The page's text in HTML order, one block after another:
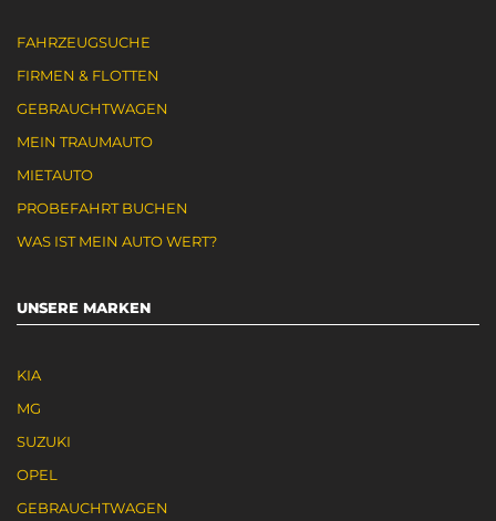
FAHRZEUGSUCHE
FIRMEN & FLOTTEN
GEBRAUCHTWAGEN
MEIN TRAUMAUTO
MIETAUTO
PROBEFAHRT BUCHEN
WAS IST MEIN AUTO WERT?
UNSERE MARKEN
KIA
MG
SUZUKI
OPEL
GEBRAUCHTWAGEN